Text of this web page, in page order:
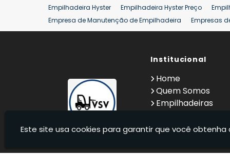
Empilhadeira Hyster
Empilhadeira Hyster Preço
Empresa de Manutenção de Empilhadeira
Empresas
Locação Empilhadeira Hyster
Locação Empilhadeira
Comprar Empilhadeira
Locação de Empilhadeira 25 ton
Comprar
Institucional
Home
Quem Somos
Empilhadeiras
Informações
Este site usa cookies para garantir que você obtenha